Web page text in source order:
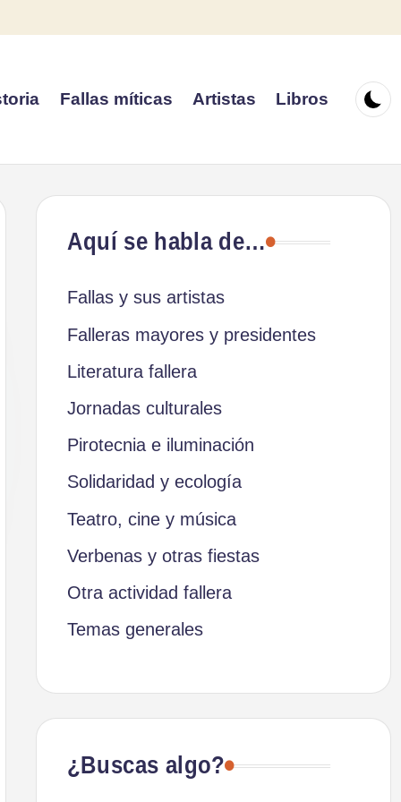
Fallas míticas Artistas Libros
Aquí se habla de…
Fallas y sus artistas
Falleras mayores y presidentes
Literatura fallera
Jornadas culturales
Pirotecnia e iluminación
Solidaridad y ecología
Teatro, cine y música
Verbenas y otras fiestas
Otra actividad fallera
Temas generales
¿Buscas algo?